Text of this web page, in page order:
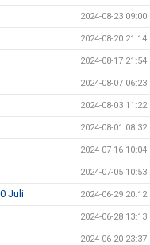
2024-08-23 09:00
2024-08-20 21:14
2024-08-17 21:54
2024-08-07 06:23
2024-08-03 11:22
2024-08-01 08:32
2024-07-16 10:04
2024-07-05 10:53
Juli 2024-06-29 20:12
2024-06-28 13:13
2024-06-20 23:37